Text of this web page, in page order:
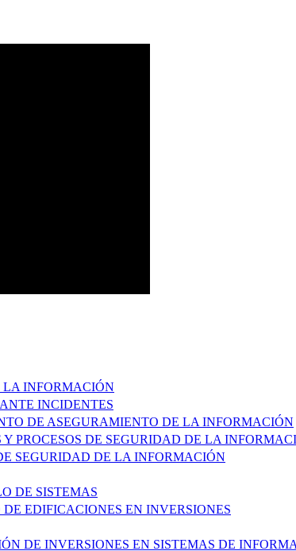
LA INFORMACIÓN
INCIDENTES
DE ASEGURAMIENTO DE LA INFORMACIÓN
Y PROCESOS DE SEGURIDAD DE LA
SEGURIDAD DE LA INFORMACIÓN
DE SISTEMAS
EDIFICACIONES EN INVERSIONES
DE INVERSIONES EN SISTEMAS DE